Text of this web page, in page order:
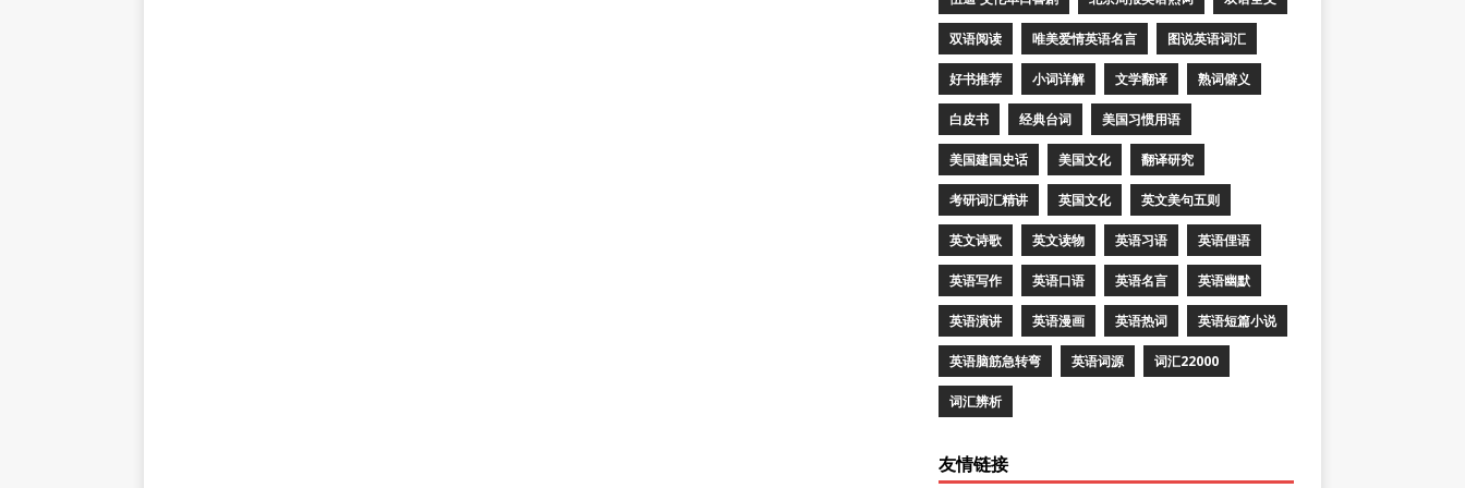
双语阅读 唯美爱情英语名言 图说英语词汇
好书推荐 小词详解 文学翻译 熟词僻义
白皮书 经典台词 美国习惯用语
美国建国史话 美国文化 翻译研究
考研词汇精讲 英国文化 英文美句五则
英文诗歌 英文读物 英语习语 英语俚语
英语写作 英语口语 英语名言 英语幽默
英语演讲 英语漫画 英语热词 英语短篇小说
英语脑筋急转弯 英语词源 词汇22000
词汇辨析
友情链接